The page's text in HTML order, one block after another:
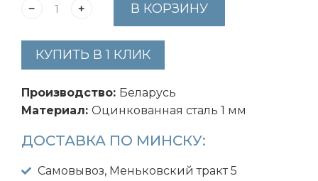
В КОРЗИНУ
КУПИТЬ В 1 КЛИК
Производство: Беларусь
Материал: Оцинкованная сталь 1 мм
ДОСТАВКА ПО МИНСКУ:
Самовывоз, Меньковский тракт 5